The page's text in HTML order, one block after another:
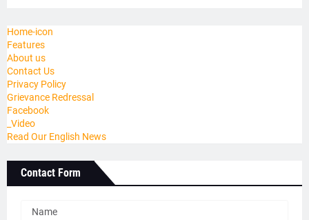
Home-icon
Features
About us
Contact Us
Privacy Policy
Grievance Redressal
Facebook
_Video
Read Our English News
Contact Form